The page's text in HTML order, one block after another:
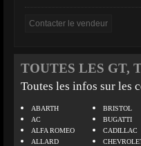
TOUTES LES GT,
Toutes les infos sur les
ABARTH
AC
ALFA ROMEO
ALLARD
BRISTOL
BUGATTI
CADILLAC